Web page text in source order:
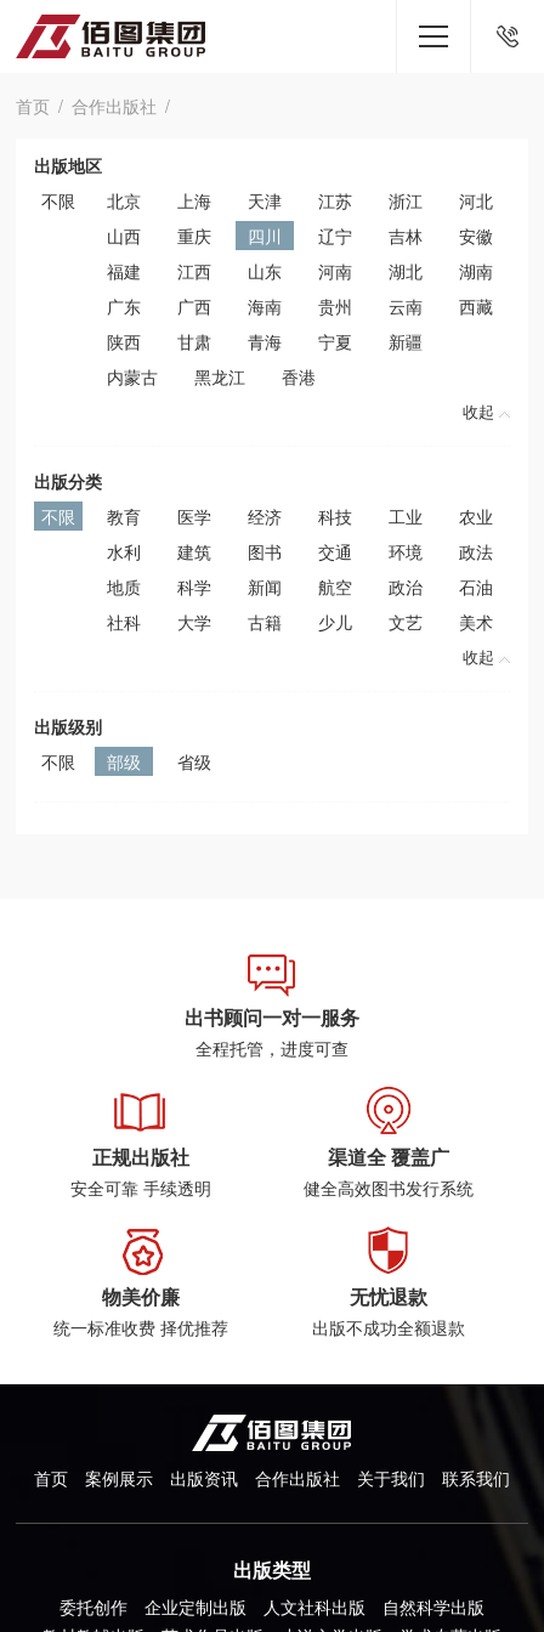
首页 合作出版社
出版地区
不限
北京 上海 天津 江苏 浙江
河北
山西
重庆 四川 辽宁 吉林
安徽
福建
江西 山东 河南 湖北
湖南
广东
广西 海南 贵州 云南
西藏
陕西
甘肃 青海 宁夏
新疆
内蒙古
黑龙江 香港
收起
出版分类
不限
教育 医学 经济 科技 工业
农业
水利
建筑 图书 交通 环境
政法
地质
科学 新闻 航空 政治
石油
社科
大学 古籍 少儿 文艺 美术
收起
出版级别
不限
部级 省级
出书顾问一对一服务
全程托管，进度可查
正规出版社
安全可靠 手续透明
渠道全 覆盖广
健全高效图书发行系统
物美价廉
统一标准收费 择优推荐
无忧退款
出版不成功全额退款
首页 案例展示 出版资讯 合作出版社 关于我们 联系我们
出版类型
委托创作 企业定制出版 人文社科出版
自然科学出版